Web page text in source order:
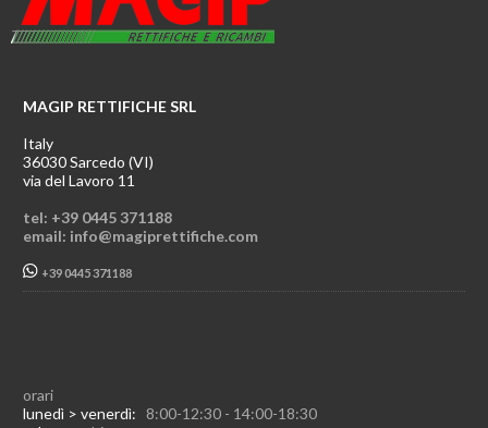
MAGIP RETTIFICHE SRL
Italy
36030 Sarcedo (VI)
via del Lavoro 11
tel: +39 0445 371188
email: info@magiprettifiche.com
+39 0445 371188
orari
lunedì > venerdì: 8:00-12:30 - 14:00-18:30